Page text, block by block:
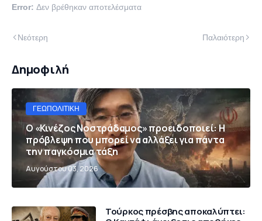
Error: Δεν βρέθηκαν αποτελέσματα
Νεότερη Παλαιότερη
Δημοφιλή
ΓΕΩΠΟΛΙΤΙΚΉ
Ο «Κινέζος Νοστράδαμος» προειδοποιεί: Η
πρόβλεψη που μπορεί να αλλάξει για πάντα
την παγκόσμια τάξη
Αυγούστου 03, 2026
Τούρκος πρέσβης αποκαλύπτει: